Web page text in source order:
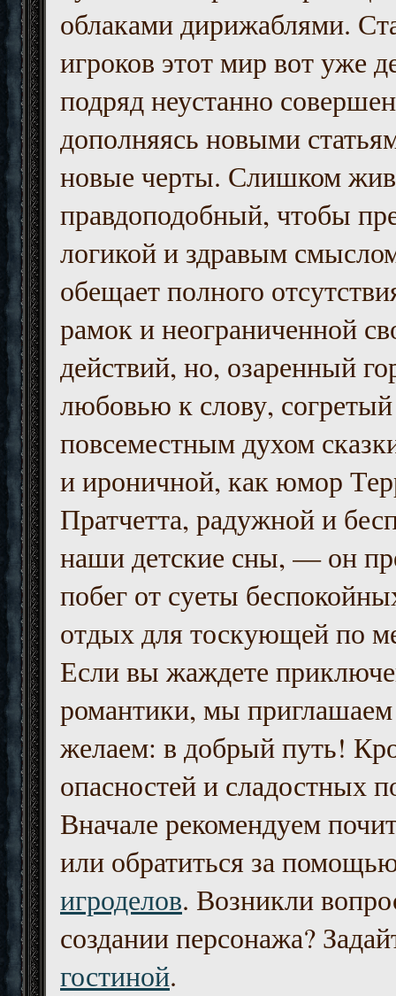
облаками дирижаблями.
игроков этот мир вот уже
подряд неустанно
дополняясь новыми
новые черты. Слишком
правдоподобный, чтобы
логикой и здравым
обещает полного
рамок и неограниченной
действий, но, озаренный
любовью к слову, согретый
повсеместным духом
и ироничной, как юмор
Пратчетта, радужной и
наши детские сны, — он
побег от суеты
отдых для тоскующей по
Если вы жаждете
романтики, мы приглашаем
желаем: в добрый путь!
опасностей и сладостных
Вначале рекомендуем
или обратиться за
игроделов. Возникли
создании персонажа?
гостиной.